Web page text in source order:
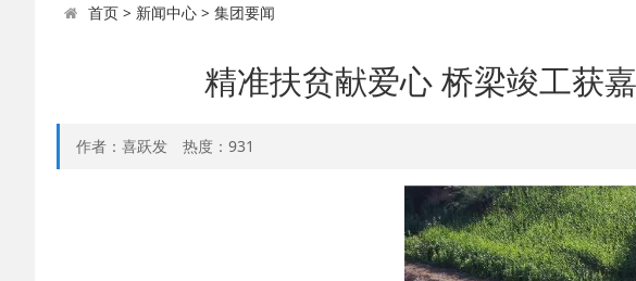
首页> 新闻中心> 集团要闻
精准扶贫献爱心 桥梁竣工获
作者：喜跃发 热度： 931